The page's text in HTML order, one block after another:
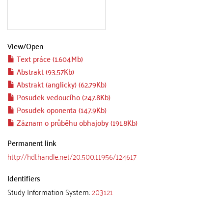
View/Open
Text práce (1.604Mb)
Abstrakt (93.57Kb)
Abstrakt (anglicky) (62.79Kb)
Posudek vedoucího (247.8Kb)
Posudek oponenta (147.9Kb)
Záznam o průběhu obhajoby (191.8Kb)
Permanent link
http://hdl.handle.net/20.500.11956/124617
Identifiers
Study Information System:203121